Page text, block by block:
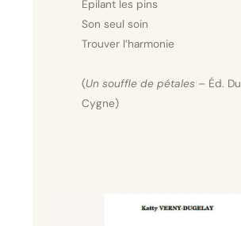
Épilant les pins
Son seul soin
Trouver l’harmonie
(Un souffle de pétales– Éd. Du
Cygne)